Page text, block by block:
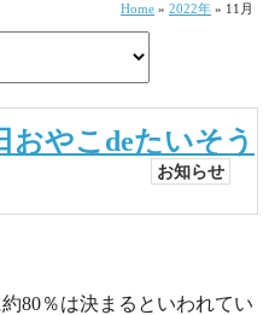
Home » 2022年 » 11月
おやこdeたいそう
お知らせ
80％は決まるといわれてい